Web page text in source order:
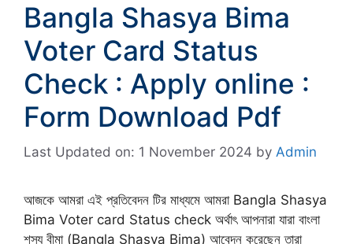
Bangla Shasya Bima
Voter Card Status
Check : Apply online :
Form Download Pdf
Last Updated on: 1 November 2024 by Admin
আজকে আমরা এই প্রতিবেদন টির মাধ্যমে আমরা Bangla Shasya
Bima Voter card Status check অর্থাৎ আপনারা যারা বাংলা
শস্য বীমা (Bangla Shasya Bima) আবেদন করেছেন তারা